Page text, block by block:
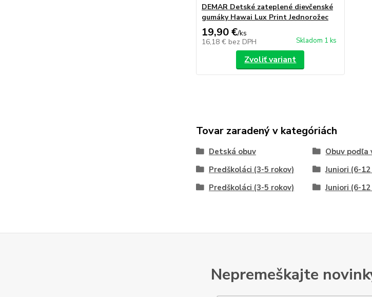
DEMAR Detské zateplené dievčenské
gumáky Hawai Lux Print Jednorožec
19,90 €/ks
16,18 € bez DPH Skladom 1 ks
Zvoliť variant
Tovar zaradený v kategóriách
Detská obuv Obuv podľa
Predškoláci (3-5 rokov)
Juniori (6-
Predškoláci (3-5 rokov)
Juniori (6-
Nepremeškajte